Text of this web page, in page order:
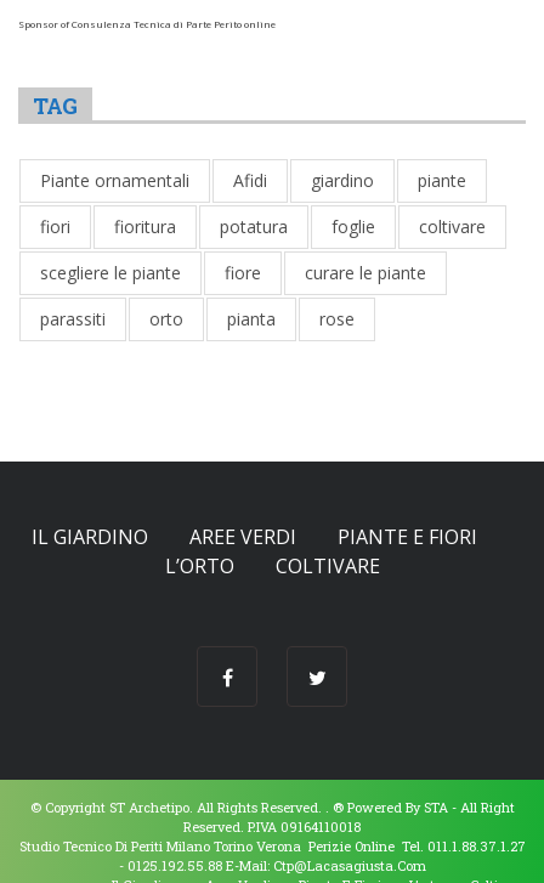
Sponsor of Consulenza Tecnica di Parte Perito online
TAG
Piante ornamentali Afidi giardino
piante
fiori
fioritura potatura foglie
coltivare
scegliere le piante
fiore
curare le piante
parassiti
orto pianta rose
IL GIARDINO AREE VERDI
PIANTE E FIORI
L’ORTO
COLTIVARE
© Copyright ST Archetipo. All Rights Reserved. . ® Powered BySTA- All Right
Reserved. P.IVA 09164110018
Studio Tecnico Di Periti Milano Torino Verona Perizie Online Tel. 011.1.88.37.1.27
- 0125.192.55.88 E-Mail: Ctp@lacasagiusta.com